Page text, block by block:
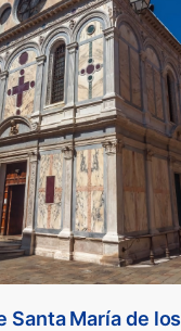
Santa María de los